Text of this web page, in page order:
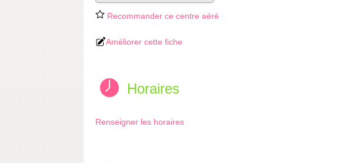
Recommander ce centre aéré
Améliorer cette fiche
Horaires
Renseigner les horaires